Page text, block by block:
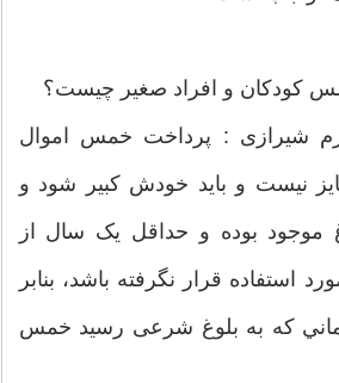
کودکان و افراد صغیر چیست؟
شیرازی : پرداخت خمس اموال
نیست و باید خودش کبیر شود و
موجود بوده و حداقل يک سال از
استفاده قرار نگرفته باشد، بنابر
زماني که به بلوغ شرعی رسيد خمس